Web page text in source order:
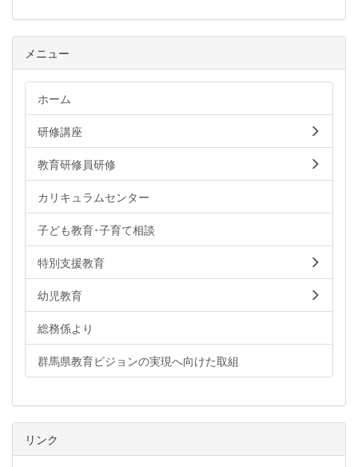
メニュー
ホーム
研修講座
教育研修員研修
カリキュラムセンター
子ども教育･子育て相談
特別支援教育
幼児教育
総務係より
群馬県教育ビジョンの実現へ向けた取組
リンク